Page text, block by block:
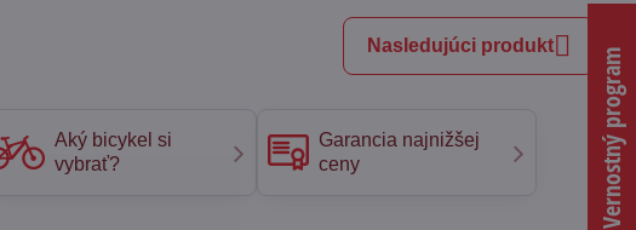
Nasledujúci produkt
Aký bicykel si
vybrať?
Garancia najnižšej
ceny
Vernostný program